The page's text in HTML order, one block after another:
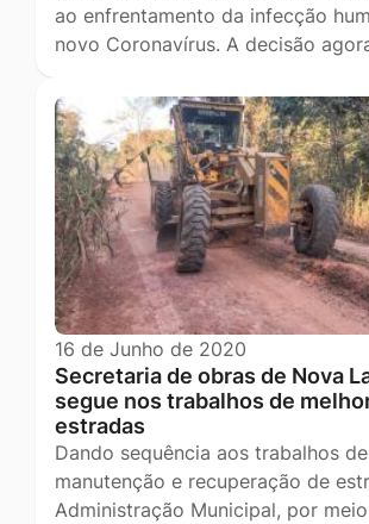
ao enfrentamento da infecção
novo Coronavírus. A decisão
16 de Junho de 2020
Secretaria de obras de Nova
segue nos trabalhos de
estradas
Dando sequência aos trabalhos de
manutenção e recuperação de
Administração Municipal, por